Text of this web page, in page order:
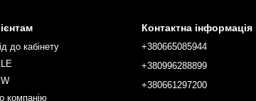
тут щось для себе під власні індивідуальні
до кабінету
компанію
Контактна інформація
+380665085944
+380996288899
+380661297200